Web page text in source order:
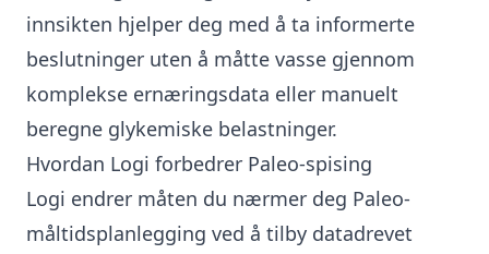
innsikten hjelper deg med å ta informerte
beslutninger uten å måtte vasse gjennom
komplekse ernæringsdata eller manuelt
beregne glykemiske belastninger.
Hvordan Logi forbedrer Paleo-spising
Logi endrer måten du nærmer deg Paleo-
måltidsplanlegging ved å tilby datadrevet